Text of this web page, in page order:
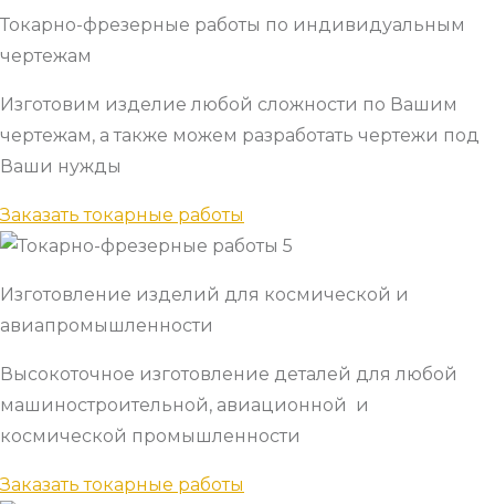
Токарно-фрезерные работы по индивидуальным
чертежам
Изготовим изделие любой сложности по Вашим
чертежам, а также можем разработать чертежи под
Ваши нужды
Заказать токарные работы
Изготовление изделий для космической и
авиапромышленности
Высокоточное изготовление деталей для любой
машиностроительной, авиационной и
космической промышленности
Заказать токарные работы